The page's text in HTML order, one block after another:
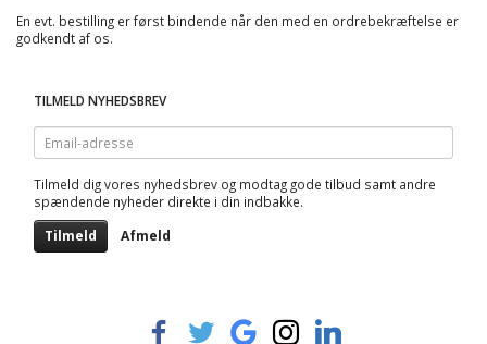
En evt. bestilling er først bindende når den med en ordrebekræftelse er
godkendt af os.
TILMELD NYHEDSBREV
Email-
adresse
Tilmeld dig vores nyhedsbrev og modtag gode tilbud samt andre
spændende nyheder direkte i din indbakke.
Tilmeld Afmeld